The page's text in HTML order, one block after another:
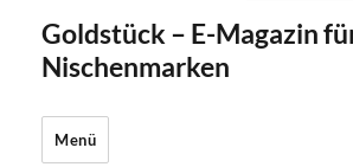
Goldstück – E-Magazin
Nischenmarken
Menü